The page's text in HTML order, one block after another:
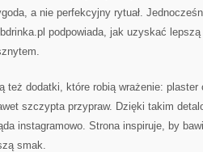
a nie perfekcyjny rytuał.
podpowiada, jak uzyskać
też dodatki, które robią wrażenie: plaster
szczypta przypraw. Dzięki takim
instagramowo. Strona inspiruje, by
smak.